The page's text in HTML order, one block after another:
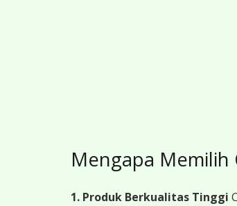
Mengapa Memilih
1. Produk Berkualitas Tinggi